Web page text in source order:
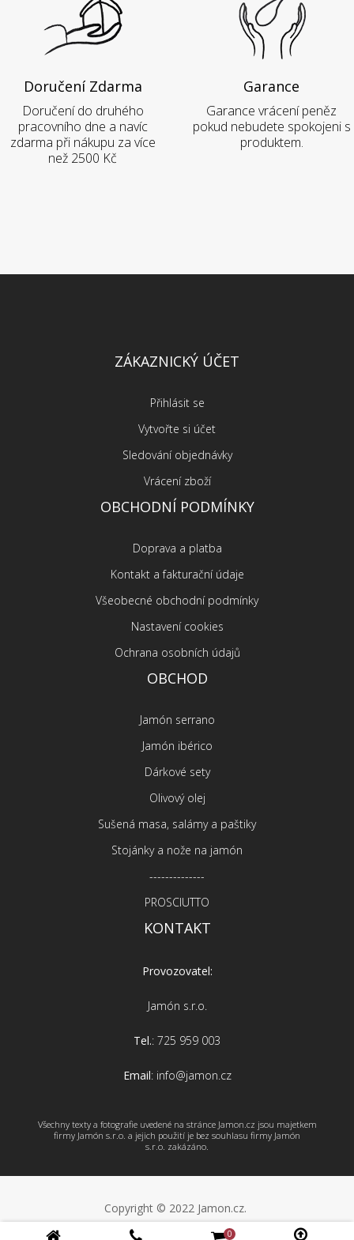
Doručení Zdarma
Doručení do druhého
pracovního dne a navíc
zdarma při nákupu za více
než 2500 Kč
Garance
Garance vrácení peněz
pokud nebudete spokojeni s
produktem.
ZÁKAZNICKÝ ÚČET
Přihlásit se
Vytvořte si účet
Sledování objednávky
Vrácení zboží
OBCHODNÍ PODMÍNKY
Doprava a platba
Kontakt a fakturační údaje
Všeobecné obchodní podmínky
Nastavení cookies
Ochrana osobních údajů
OBCHOD
Jamón serrano
Jamón ibérico
Dárkové sety
Olivový olej
Sušená masa, salámy a paštiky
Stojánky a nože na jamón
--------------
PROSCIUTTO
KONTAKT
Provozovatel:
Jamón s.r.o.
Tel.: 725 959 003
Email: info@jamon.cz
Všechny texty a fotografie uvedené na stránce Jamon.cz jsou majetkem
firmy Jamón s.r.o. a jejich použití je bez souhlasu firmy Jamón
s.r.o. zakázáno.
Copyright © 2022 Jamon.cz.
0